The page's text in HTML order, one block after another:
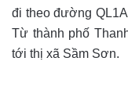
đi theo đường
Từ thành phố
tới thị xã Sầm Sơn.